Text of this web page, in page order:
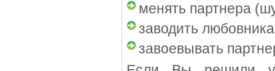
менять партнера
заводить
завоевывать